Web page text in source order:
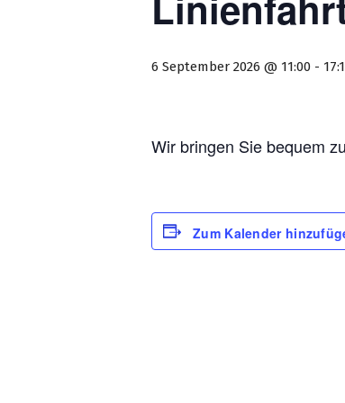
6 September 2026 @ 11:00 -
Wir bringen Sie bequem
Zum Kalender